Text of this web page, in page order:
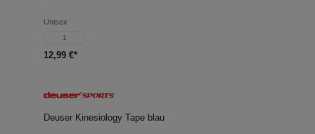
Unisex
1
12,99 €*
Deuser Kinesiology Tape blau